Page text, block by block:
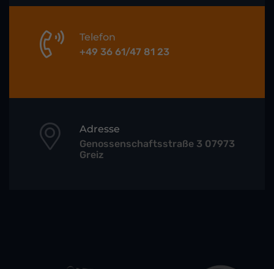
Telefon
+49 36 61/47 81 23
Adresse
Genossenschaftsstraße 3 07973
Greiz